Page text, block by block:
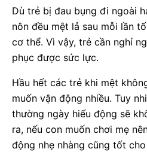
Dù trẻ bị đau bụng đi ngoài
nôn đều mệt lả sau mỗi lần
cơ thể. Vì vậy, trẻ cần nghỉ
phục được sức lực.
Hầu hết các trẻ khi mệt
muốn vận động nhiều. Tuy
thường ngày hiếu động sẽ
ra, nếu con muốn chơi mẹ
động nhẹ nhàng cũng tốt